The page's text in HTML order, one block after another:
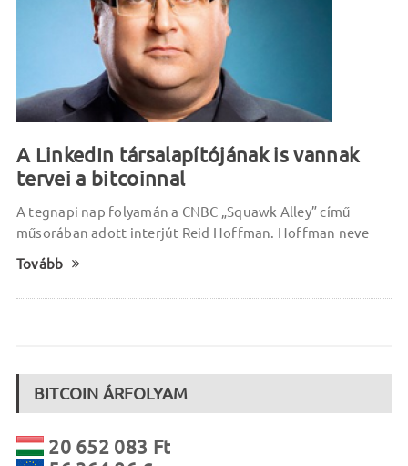
A LinkedIn társalapítójának is vannak
tervei a bitcoinnal
A tegnapi nap folyamán a CNBC „Squawk Alley” című
műsorában adott interjút Reid Hoffman. Hoffman neve
Tovább
BITCOIN ÁRFOLYAM
20 652 083 Ft